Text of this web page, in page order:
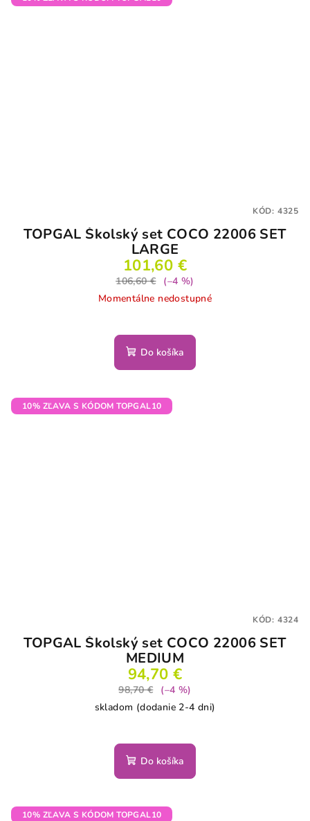
TOPGAL Školský set COCO 22006 SET
LARGE
101,60 €
106,60 €
(–4 %)
Momentálne nedostupné
Do košíka
KÓD: 4325
10% ZĽAVA S KÓDOM TOPGAL10
TOPGAL Školský set COCO 22006 SET
MEDIUM
94,70 €
98,70 €
(–4 %)
skladom (dodanie 2-4 dni)
Do košíka
KÓD: 4324
10% ZĽAVA S KÓDOM TOPGAL10